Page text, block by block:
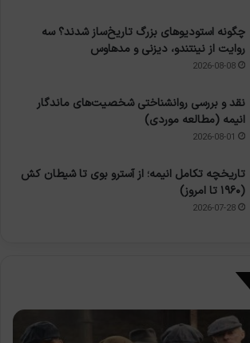
چگونه استودیوهای بزرگ تاریخ‌ساز شدند؟ سه
روایت از نینتندو، دیزنی و مدهاوس
2026-08-08
نقد و بررسی روانشناختی شخصیت‌های ماندگار
انیمه (مطالعه موردی)
2026-08-01
تاریخچه تکامل انیمه؛ از آسترو بوی تا شیطان کش
(۱۹۶۰ تا امروز)
2026-07-28